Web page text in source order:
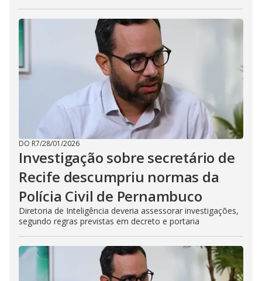
DO R7/28/01/2026
Investigação sobre secretário de
Recife descumpriu normas da
Polícia Civil de Pernambuco
Diretoria de Inteligência deveria assessorar investigações,
segundo regras previstas em decreto e portaria